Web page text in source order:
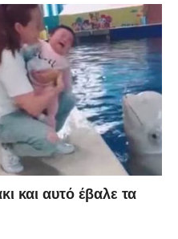
και αυτό έβαλε τα